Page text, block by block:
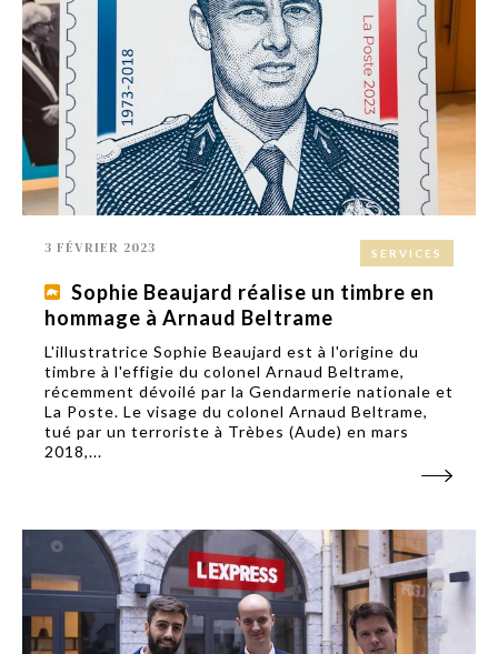
SERVICES
3 FÉVRIER 2023
Sophie Beaujard réalise un timbre en
hommage à Arnaud Beltrame
L'illustratrice Sophie Beaujard est à l'origine du
timbre à l'effigie du colonel Arnaud Beltrame,
récemment dévoilé par la Gendarmerie nationale et
La Poste. Le visage du colonel Arnaud Beltrame,
tué par un terroriste à Trèbes (Aude) en mars
2018,...